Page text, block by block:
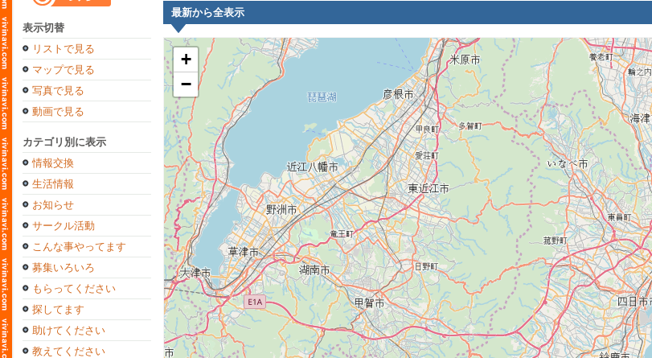
表示切替
リストで見る
マップで見る
写真で見る
動画で見る
カテゴリ別に表示
情報交換
生活情報
お知らせ
サークル活動
こんな事やってます
募集いろいろ
もらってください
探してます
助けてください
教えてください
最新から全表示
+
−